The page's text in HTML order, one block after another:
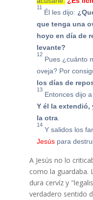
11
Él les dijo:
que tenga una
hoyo en día de
levante?
12
Pues ¿cuánto
oveja? Por
los días de
13
Entonces dijo
Y él la extendió,
la otra.
14
Y salidos los
Jesúspara
A Jesús no lo
como la guardaba.
dura cervíz y
verdadero sentido